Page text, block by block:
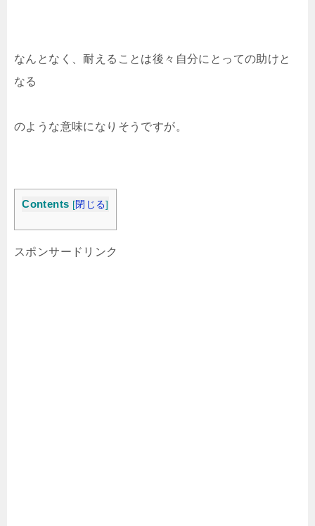
なんとなく、耐えることは後々自分にとっての助けと
なる
のような意味になりそうですが。
Contents [閉じる]
スポンサードリンク